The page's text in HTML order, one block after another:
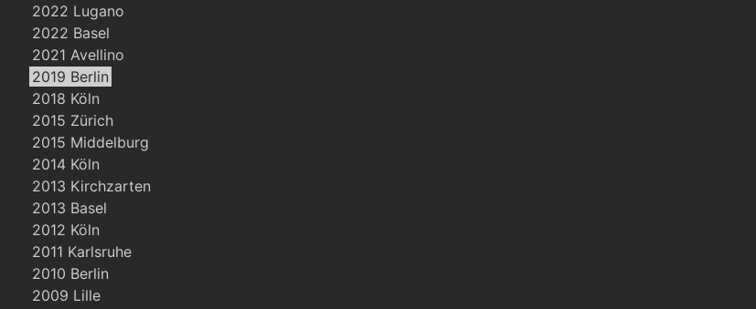
2022 Lugano
2022 Basel
2021 Avellino
2019 Berlin
2018 Köln
2015 Zürich
2015 Middelburg
2014 Köln
2013 Kirchzarten
2013 Basel
2012 Köln
2011 Karlsruhe
2010 Berlin
2009 Lille